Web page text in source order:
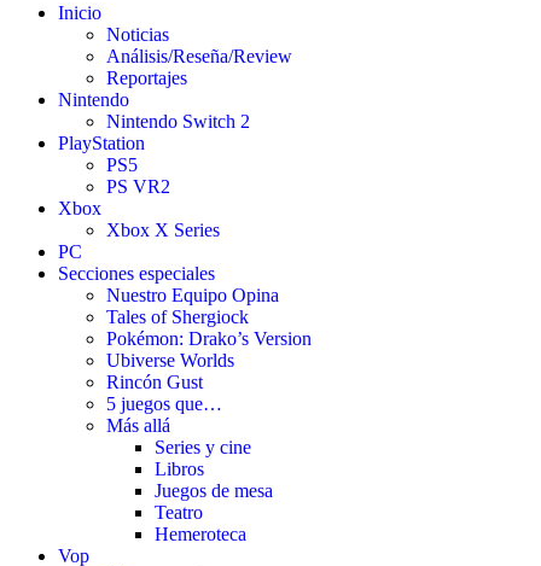
Inicio
Noticias
Análisis/Reseña/Review
Reportajes
Nintendo
Nintendo Switch 2
PlayStation
PS5
PS VR2
Xbox
Xbox X Series
PC
Secciones especiales
Nuestro Equipo Opina
Tales of Shergiock
Pokémon: Drako’s Version
Ubiverse Worlds
Rincón Gust
5 juegos que…
Más allá
Series y cine
Libros
Juegos de mesa
Teatro
Hemeroteca
Vop